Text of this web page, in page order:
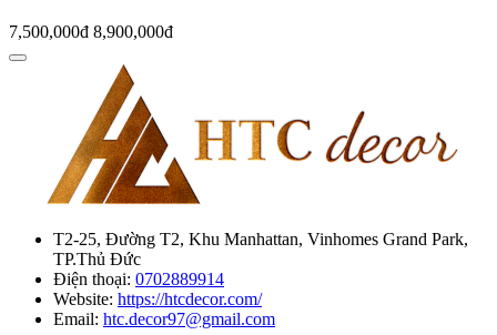
7,500,000đ 8,900,000đ
T2-25, Đường T2, Khu Manhattan, Vinhomes Grand Park,
TP.Thủ Đức
Điện thoại: 0702889914
Website: https://htcdecor.com/
Email: htc.decor97@gmail.com